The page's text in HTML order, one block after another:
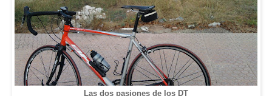
Las dos pasiones de los DT